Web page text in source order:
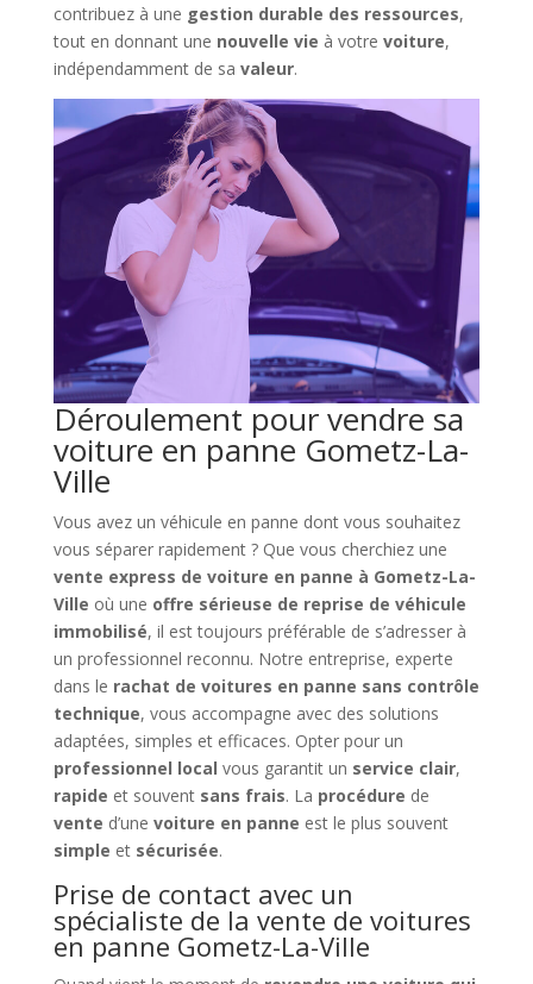
contribuez à une gestion durable des ressources,
tout en donnant une nouvelle vie à votre voiture,
indépendamment de sa valeur.
Déroulement pour vendre sa
voiture en panne Gometz-La-
Ville
Vous avez un véhicule en panne dont vous souhaitez
vous séparer rapidement ? Que vous cherchiez une
vente express de voiture en panne à Gometz-La-
Ville où une offre sérieuse de reprise de véhicule
immobilisé, il est toujours préférable de s’adresser à
un professionnel reconnu. Notre entreprise, experte
dans le rachat de voitures en panne sans contrôle
technique, vous accompagne avec des solutions
adaptées, simples et efficaces. Opter pour un
professionnel local vous garantit un service clair,
rapide et souvent sans frais. La procédure de
vente d’une voiture en panne est le plus souvent
simple et sécurisée.
Prise de contact avec un
spécialiste de la vente de voitures
en panne Gometz-La-Ville